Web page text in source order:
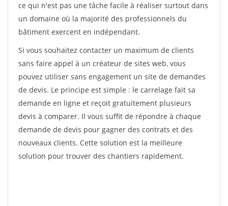
ce qui n'est pas une tâche facile à réaliser surtout dans
un domaine où la majorité des professionnels du
bâtiment exercent en indépendant.
Si vous souhaitez contacter un maximum de clients
sans faire appel à un créateur de sites web, vous
pouvez utiliser sans engagement un site de demandes
de devis. Le principe est simple : le carrelage fait sa
demande en ligne et reçoit gratuitement plusieurs
devis à comparer. Il vous suffit de répondre à chaque
demande de devis pour gagner des contrats et des
nouveaux clients. Cette solution est la meilleure
solution pour trouver des chantiers rapidement.